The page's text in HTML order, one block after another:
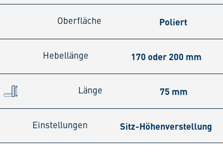
Oberfläche Poliert
Hebellänge 170 oder 200 mm
Länge 75 mm
Einstellungen Sitz-Höhenverstellung